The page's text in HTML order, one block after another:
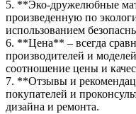
5. **Эко-дружелюбные
произведенную по
использованием
6. **Цена** – всегда
производителей и
соотношение цены и
7. **Отзывы и
покупателей и
дизайна и ремонта.